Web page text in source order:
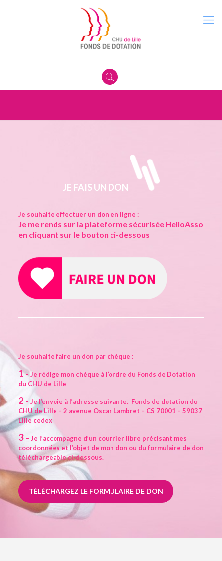
JE FAIS UN DON
Je souhaite effectuer un don en ligne :
Je me rends sur la plateforme sécurisée HelloAsso
en cliquant sur le bouton ci-dessous
Je souhaite faire un don par chèque :
1– Je rédige mon chèque à l’ordre du Fonds de Dotation
du CHU de Lille
2 – Je l’envoie à l’adresse suivante: Fonds de dotation du
CHU de Lille – 2 avenue Oscar Lambret – CS 70001 – 59037
Lille cedex
3 – Je l’accompagne d’un courrier libre précisant mes
coordonnées et l’objet de mon don ou du formulaire de don
téléchargeable ci-dessous.
TÉLÉCHARGEZ LE FORMULAIRE DE DON